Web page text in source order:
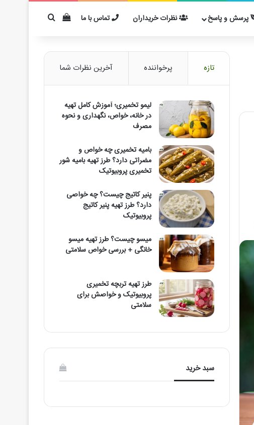
پرسش و پاسخ نظرات خریداران تماس با ما دیدن سبد خرید
برای مثال: کفیر
تازه پرخواننده آخرین نظرات شما
لیمو تخمیری؛ آموزش کامل تهیه
در خانه، خواص، نگهداری و نحوه
مصرف
بامیه تخمیری چه خواص و
مضراتی دارد؟ طرز تهیه بامیه شور
تخمیری پروبیوتیک
پنیر کاتیج چیست؟ چه خواصی
دارد؟ طرز تهیه پنیر کاتیج
پروبیوتیک
میسو چیست؟ طرز تهیه میسو
خانگی + بررسی خواص سلامتی
طرز تهیه تربچه تخمیری
پروبیوتیک و خواصش برای
سلامتی
سبد خرید